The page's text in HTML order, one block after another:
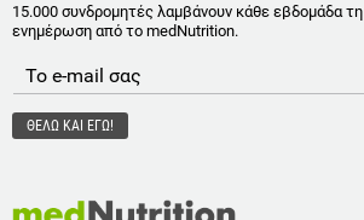
15.000 συνδρομητές λαμβάνουν κάθε εβδομάδα
ενημέρωση από το medNutrition.